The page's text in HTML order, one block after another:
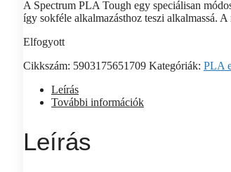
A Spectrum PLA Tough egy speciálisan
így sokféle alkalmazásthoz teszi alkalmassá.
Elfogyott
Cikkszám: 5903175651709 Kategóriák: PLA
Leírás
További információk
Leírás